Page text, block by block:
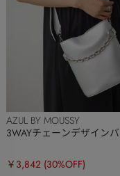
AZUL BY MOUSSY
3WAYチェーンデザイン
￥3,842 (30%OFF)